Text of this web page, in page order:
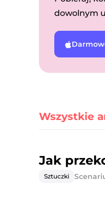
dowolnym
Wszystkie
Jak
Sztuczki